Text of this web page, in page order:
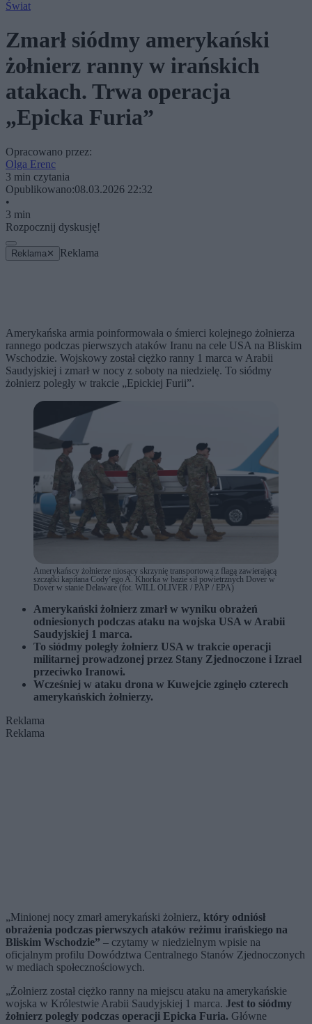
Świat
Zmarł siódmy amerykański
żołnierz ranny w irańskich
atakach. Trwa operacja
„Epicka Furia”
Opracowano przez:
Olga Erenc
3 min czytania
Opublikowano:08.03.2026 22:32
•
3 min
Rozpocznij dyskusję!
Reklama ✕ Reklama
Amerykańska armia poinformowała o śmierci kolejnego żołnierza
rannego podczas pierwszych ataków Iranu na cele USA na Bliskim
Wschodzie. Wojskowy został ciężko ranny 1 marca w Arabii
Saudyjskiej i zmarł w nocy z soboty na niedzielę. To siódmy
żołnierz poległy w trakcie „Epickiej Furii”.
Amerykańscy żołnierze niosący skrzynię transportową z flagą zawierającą
szczątki kapitana Cody’ego A. Khorka w bazie sił powietrznych Dover w
Dover w stanie Delaware (fot. WILL OLIVER / PAP / EPA)
Amerykański żołnierz zmarł w wyniku obrażeń
odniesionych podczas ataku na wojska USA w Arabii
Saudyjskiej 1 marca.
To siódmy poległy żołnierz USA w trakcie operacji
militarnej prowadzonej przez Stany Zjednoczone i Izrael
przeciwko Iranowi.
Wcześniej w ataku drona w Kuwejcie zginęło czterech
amerykańskich żołnierzy.
Reklama
Reklama
„Minionej nocy zmarł amerykański żołnierz, który odniósł
obrażenia podczas pierwszych ataków reżimu irańskiego na
Bliskim Wschodzie” – czytamy w niedzielnym wpisie na
oficjalnym profilu Dowództwa Centralnego Stanów Zjednoczonych
w mediach społecznościowych.
„Żołnierz został ciężko ranny na miejscu ataku na amerykańskie
wojska w Królestwie Arabii Saudyjskiej 1 marca. Jest to siódmy
żołnierz poległy podczas operacji Epicka Furia. Główne